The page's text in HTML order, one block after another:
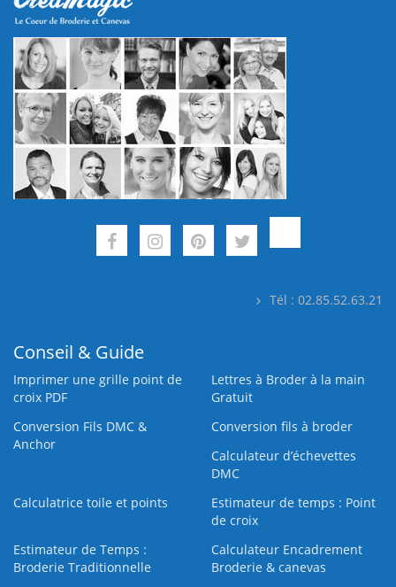
Tél : 02.85.52.63.21
Conseil & Guide
Imprimer une grille point de
croix PDF
Lettres à Broder à la main
Gratuit
Conversion Fils DMC &
Anchor
Conversion fils à broder
Calculateur d’échevettes
DMC
Calculatrice toile et points
Estimateur de temps : Point
de croix
Estimateur de Temps :
Broderie Traditionnelle
Calculateur Encadrement
Broderie & canevas